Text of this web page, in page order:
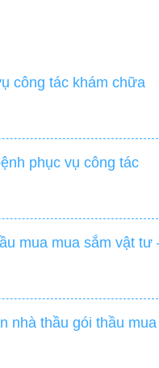
công tác khám chữa
phục vụ công tác
mua mua sắm vật tư
nhà thầu gói thầu mua